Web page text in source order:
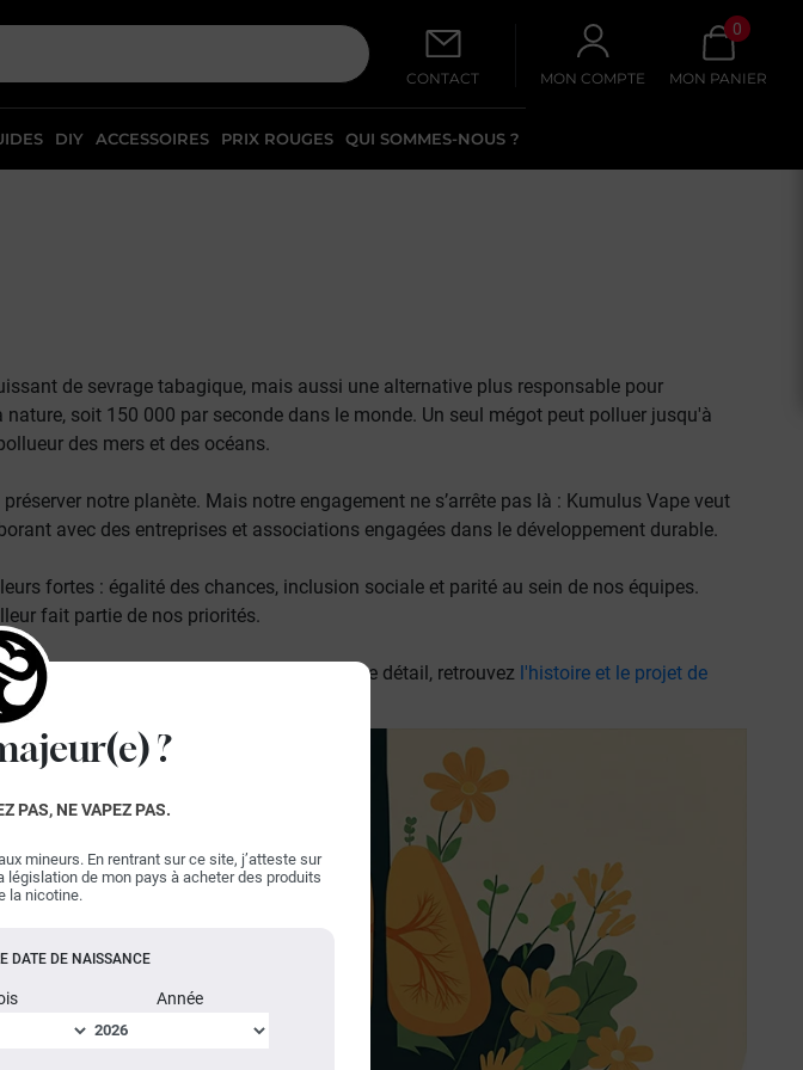
?
PAS, NE VAPEZ PAS.
mineurs. En rentrant sur ce site, j’atteste sur
législation de mon pays à acheter des produits
la nicotine.
DATE DE NAISSANCE
Année
CONTACT
DIY ACCESSOIRES PRIX ROUGES QUI SOMMES-NOUS ?
MON COMPTE
0
MON PANIER
de sevrage tabagique, mais aussi une alternative plus responsable pour
soit 150 000 par seconde dans le monde. Un seul mégot peut polluer jusqu'à
des mers et des océans.
notre planète. Mais notre engagement ne s’arrête pas là : Kumulus Vape veut
avec des entreprises et associations engagées dans le développement durable.
fortes : égalité des chances, inclusion sociale et parité au sein de nos équipes.
fait partie de nos priorités.
du vapotage. Avant d'entrer dans le détail, retrouvez l'histoire et le projet de